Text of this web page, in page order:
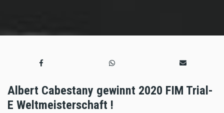
Albert Cabestany gewinnt 2020 FIM Trial-
E Weltmeisterschaft !